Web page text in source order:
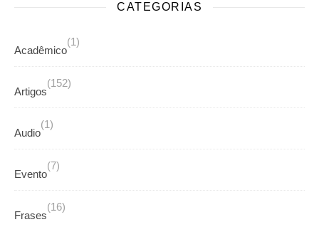
CATEGORIAS
Acadêmico
(1)
Artigos
(152)
Audio
(1)
Evento
(7)
Frases
(16)